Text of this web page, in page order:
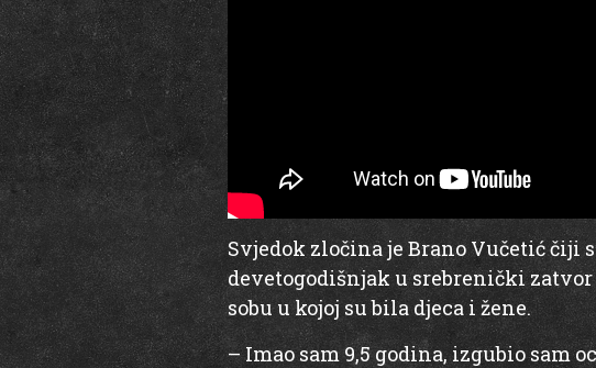
Svjedok zločina je Brano Vučetić čiji
devetogodišnjak u srebrenički zatvor
sobu u kojoj su bila djeca i žene.
– Imao sam 9,5 godina, izgubio sam